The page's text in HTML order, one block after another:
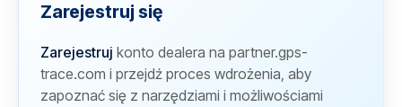
Zarejestruj się
Zarejestruj konto dealera na partner.gps-
trace.com i przejdź proces wdrożenia, aby
zapoznać się z narzędziami i możliwościami